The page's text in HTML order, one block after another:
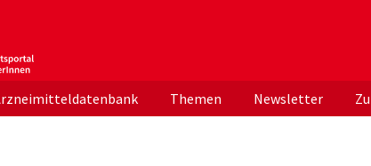
der deutschen ApothekerInnen
Themen Newsletter